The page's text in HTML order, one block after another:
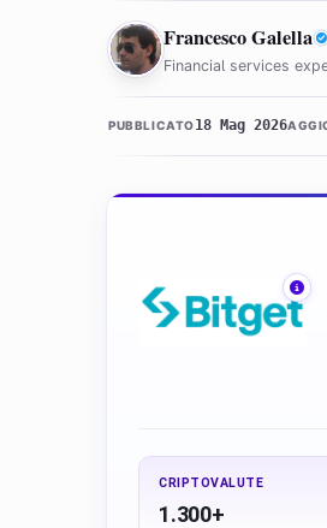
FG Francesco Galella
Financial services
PUBBLICATO18 Mag 2026
CRIPTOVALUTE
1.300+